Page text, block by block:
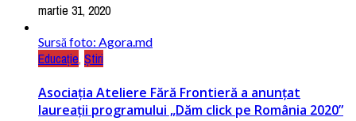
martie 31, 2020
Sursă foto: Agora.md
Educație, Știri
Asociația Ateliere Fără Frontieră a anunțat
laureații programului „Dăm click pe România 2020”